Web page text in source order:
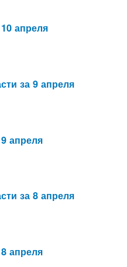
апреля
за 9 апреля
апреля
за 8 апреля
апреля